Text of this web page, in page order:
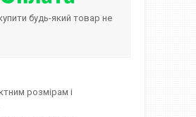
будь-який товар не
розмірам і